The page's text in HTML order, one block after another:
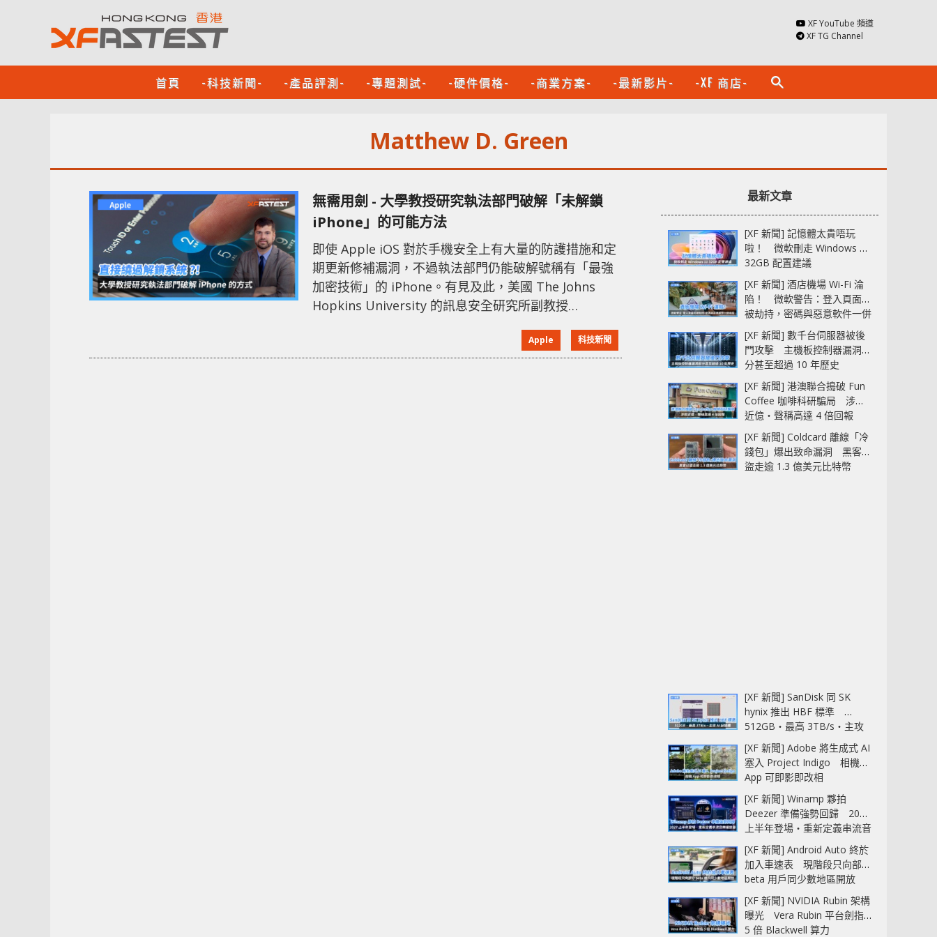
XF YouTube 頻道
XF TG Channel
首頁 -科技新聞- -產品評測- -專題測試- -硬件價格- -商業方案- -最新影片- -XF 商店- search
Matthew D. Green
無需用劍 - 大學教授研究執法部門破解「未解鎖
iPhone」的可能方法
即使 Apple iOS 對於手機安全上有大量的防護措施和定
期更新修補漏洞，不過執法部門仍能破解號稱有「最強
加密技術」的 iPhone。有見及此，美國 The Johns
Hopkins University 的訊息安全研究所副教授
政府、警察在上鎖的 iPhone 內找到資料的方法。 在研
究中 Green 發現，執法單位已不再需要破壞 iPhone 中
Apple 科技新聞
最新文章
[XF 新聞] 記憶體太貴唔玩
啦！ 微軟刪走 Windows 11
32GB 配置建議
[XF 新聞] 酒店機場 Wi-Fi 淪
陷！ 微軟警告：登入頁面可
被劫持，密碼與惡意軟件一併
中招
[XF 新聞] 數千台伺服器被後
門攻擊 主機板控制器漏洞部
分甚至超過 10 年歷史
[XF 新聞] 港澳聯合搗破 Fun
Coffee 咖啡科研騙局 涉款
近億‧聲稱高達 4 倍回報
[XF 新聞] Coldcard 離線「冷
錢包」爆出致命漏洞 黑客已
盜走逾 1.3 億美元比特幣
[XF 新聞] SanDisk 同 SK
hynix 推出 HBF 標準
512GB‧最高 3TB/s‧主攻
AI 記憶體
[XF 新聞] Adobe 將生成式 AI
塞入 Project Indigo 相機
App 可即影即改相
[XF 新聞] Winamp 夥拍
Deezer 準備強勢回歸 2027
上半年登場‧重新定義串流音
樂播放器
[XF 新聞] Android Auto 終於
加入車速表 現階段只向部分
beta 用戶同少數地區開放
[XF 新聞] NVIDIA Rubin 架構
曝光 Vera Rubin 平台劍指
5 倍 Blackwell 算力